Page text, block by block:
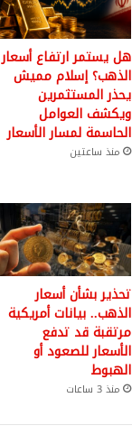
هل يستمر ارتفاع أسعار
الذهب؟ إسلام مميش
يحذر المستثمرين
ويكشف العوامل
الحاسمة لمسار الأسعار
منذ ساعتين
تحذير بشأن أسعار
الذهب.. بيانات أمريكية
مرتقبة قد تدفع
الأسعار للصعود أو
الهبوط
منذ 3 ساعات